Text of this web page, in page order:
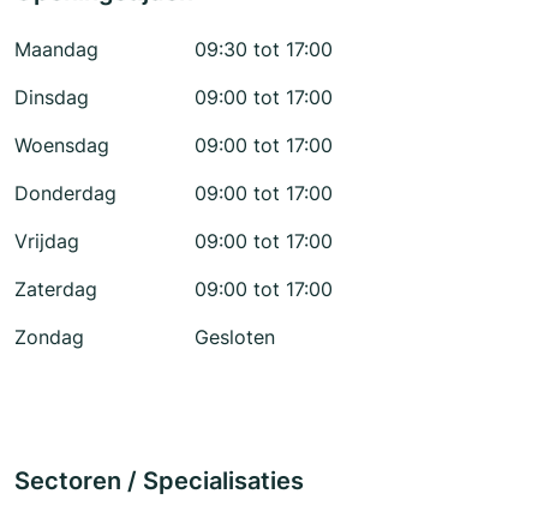
Maandag
09:30 tot 17:00
Dinsdag
09:00 tot 17:00
Woensdag
09:00 tot 17:00
Donderdag
09:00 tot 17:00
Vrijdag
09:00 tot 17:00
Zaterdag
09:00 tot 17:00
Zondag
Gesloten
Sectoren / Specialisaties